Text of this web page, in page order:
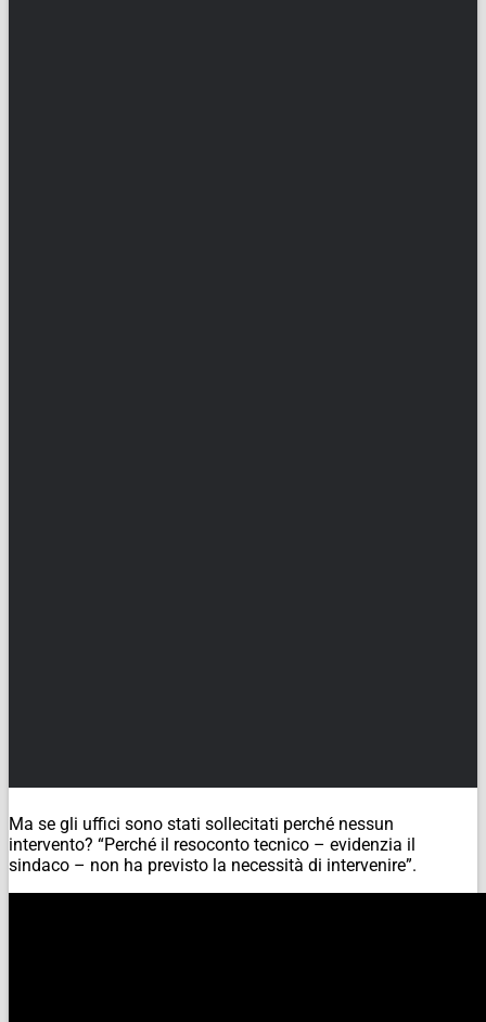
Ma se gli uffici sono stati sollecitati perché nessun
intervento? “Perché il resoconto tecnico – evidenzia il
sindaco – non ha previsto la necessità di intervenire”.